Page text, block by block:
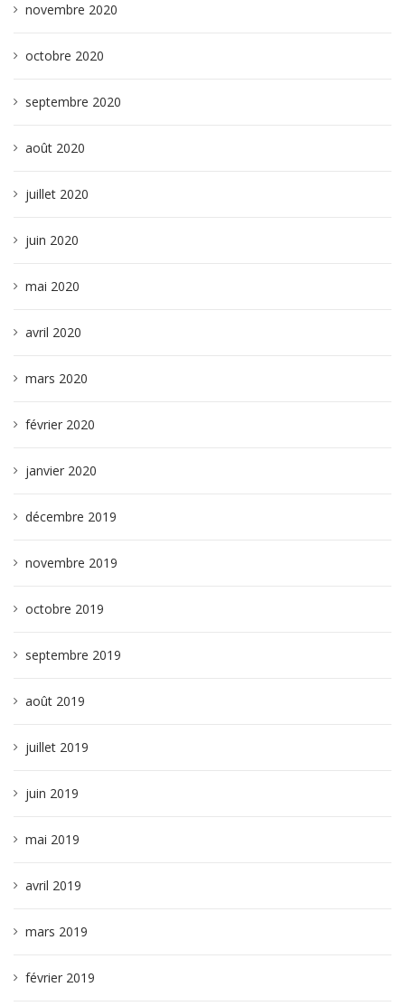
novembre 2020
octobre 2020
septembre 2020
août 2020
juillet 2020
juin 2020
mai 2020
avril 2020
mars 2020
février 2020
janvier 2020
décembre 2019
novembre 2019
octobre 2019
septembre 2019
août 2019
juillet 2019
juin 2019
mai 2019
avril 2019
mars 2019
février 2019